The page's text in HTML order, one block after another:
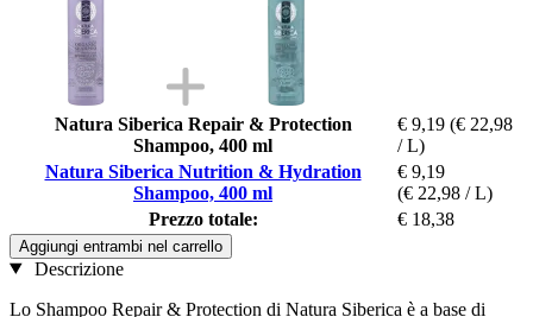
Natura Siberica Repair & Protection
Shampoo, 400 ml
€ 9,19 (€ 22,98
/ L)
Natura Siberica Nutrition & Hydration
Shampoo, 400 ml
€ 9,19
(€ 22,98 / L)
Prezzo totale:
€ 18,38
Aggiungi entrambi nel carrello
Descrizione
Lo Shampoo Repair & Protection di Natura Siberica è a base di